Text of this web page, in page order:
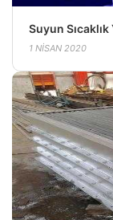
Suyun
1 NISAN 2020